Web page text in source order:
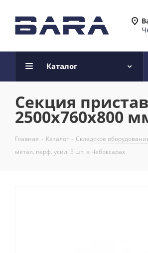
Каталог
Секция
2500x760x800
Главная - Каталог - Складское
метал. перф. усил. 5 шт. в Чебоксарах